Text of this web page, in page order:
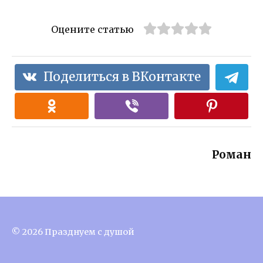
Оцените статью
Поделиться в ВКонтакте
Роман
© 2026 Празднуем с душой